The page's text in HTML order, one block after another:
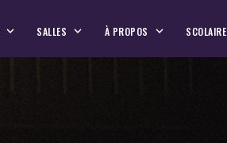
SALLES À PROPOS SCOLAIRE